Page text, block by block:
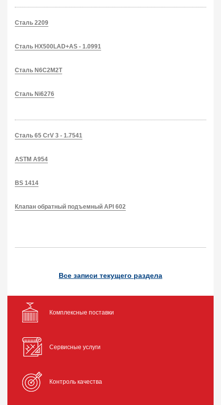
Сталь 2209
Сталь HX500LAD+AS - 1.0991
Сталь N6C2M2T
Сталь Ni6276
Сталь 65 CrV 3 - 1.7541
ASTM A954
BS 1414
Клапан обратный подъемный API 602
Все записи текущего раздела
Комплексные поставки
Сервисные услуги
Контроль качества